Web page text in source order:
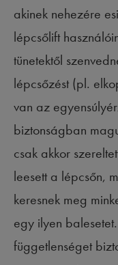
akinek nehezére
lépcsőlift
tünetektől
lépcsőzést (pl.
van az
biztonságban
csak akkor
leesett a lépcsőn,
keresnek meg
egy ilyen
függetlenséget